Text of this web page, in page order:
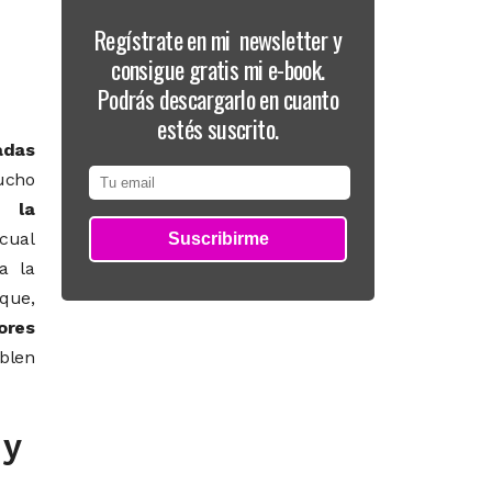
la
la
Regístrate en mi newsletter y
consigue gratis mi e-book.
Podrás descargarlo en cuanto
estés suscrito.